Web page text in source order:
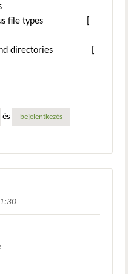
file types [
and directories [
és bejelentkezés